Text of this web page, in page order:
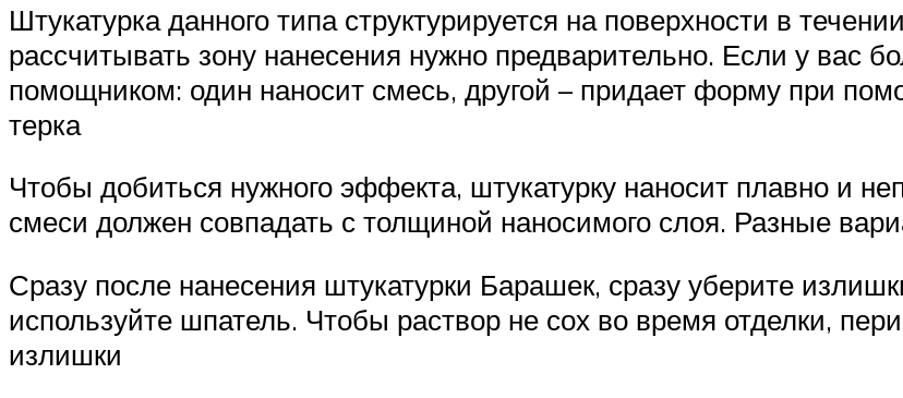
Штукатурка данного типа структурируется на поверхности в
рассчитывать зону нанесения нужно предварительно. Если у вас
помощником: один наносит смесь, другой – придает форму при
терка
Чтобы добиться нужного эффекта, штукатурку наносит плавно и
смеси должен совпадать с толщиной наносимого слоя. Разные
Сразу после нанесения штукатурки Барашек, сразу уберите
используйте шпатель. Чтобы раствор не сох во время отделки,
излишки